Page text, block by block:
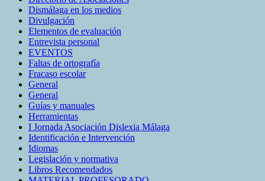
Dismálaga en los medios
Divulgación
Elementos de evaluación
Entrevista personal
EVENTOS
Faltas de ortografía
Fracaso escolar
General
General
Guías y manuales
Herramientas
I Jornada Asociación Dislexia Málaga
Identificación e Intervención
Idiomas
Legislación y normativa
Libros Recomendados